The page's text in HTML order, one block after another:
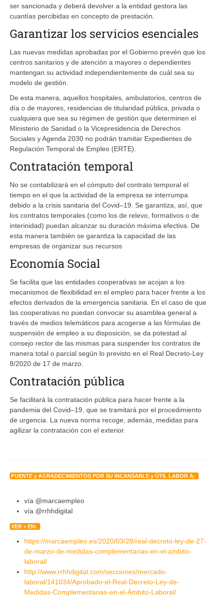
ser sancionada y deberá devolver a la entidad gestora las
cuantías percibidas en concepto de prestación.
Garantizar los servicios esenciales
Las nuevas medidas aprobadas por el Gobierno prevén que los
centros sanitarios y de atención a mayores o dependientes
mantengan su actividad independientemente de cuál sea su
modelo de gestión.
De esta manera, aquellos hospitales, ambulatorios, centros de
día o de mayores, residencias de titularidad pública, privada o
cualquiera que sea su régimen de gestión que determinen el
Ministerio de Sanidad o la Vicepresidencia de Derechos
Sociales y Agenda 2030 no podrán tramitar Expedientes de
Regulación Temporal de Empleo (ERTE).
Contratación temporal
No se contabilizará en el cómputo del contrato temporal el
tiempo en el que la actividad de la empresa se interrumpa
debido a la crisis sanitaria del Covid–19. Se garantiza, así, que
los contratos temporales (como los de relevo, formativos o de
interinidad) puedan alcanzar su duración máxima efectiva. De
esta manera también se garantiza la capacidad de las
empresas de organizar sus recursos
Economía Social
Se facilita que las entidades cooperativas se acojan a los
mecanismos de flexibilidad en el empleo para hacer frente a los
efectos derivados de la emergencia sanitaria. En el caso de que
las cooperativas no puedan convocar su asamblea general a
través de medios telemáticos para acogerse a las fórmulas de
suspensión de empleo a su disposición, se da potestad al
consejo rector de las mismas para suspender los contratos de
manera total o parcial según lo previsto en el Real Decreto-Ley
8/2020 de 17 de marzo.
Contratación pública
Se facilitará la contratación pública para hacer frente a la
pandemia del Covid–19, que se tramitará por el procedimiento
de urgencia. La nueva norma recoge, además, medidas para
agilizar la contratación con el exterior.
FUENTE y AGRADECIMIENTOS POR SU INCANSABLE y ÚTIL LABOR A:
vía @marcaempleo
vía @rrhhdigital
VER + EN:
https://marcaempleo.es/2020/03/28/real-decreto-ley-de-27-
de-marzo-de-medidas-complementarias-en-el-ambito-
laboral/
http://www.rrhhdigital.com/secciones/mercado-
laboral/141034/Aprobado-el-Real-Decreto-Ley-de-
Medidas-Complementarias-en-el-Ámbito-Laboral/